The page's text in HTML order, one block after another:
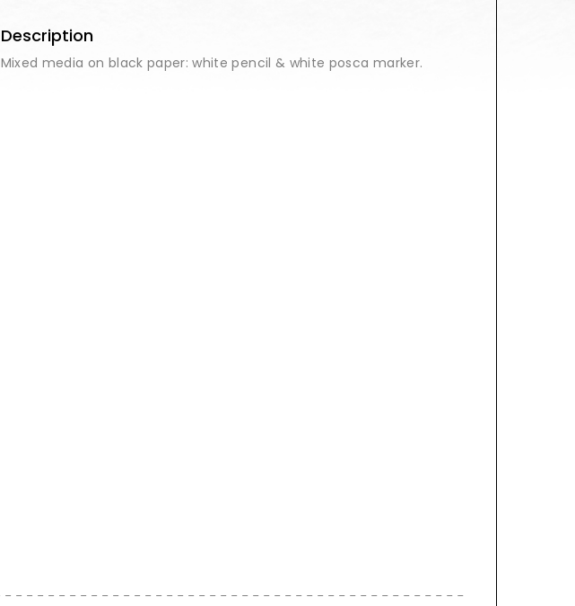
Description
Mixed media on black paper: white pencil & white posca marker.